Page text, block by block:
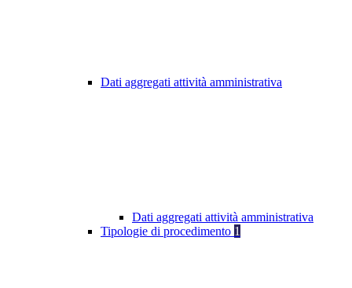
Dati aggregati attività amministrativa
Dati aggregati attività amministrativa
Tipologie di procedimento 1